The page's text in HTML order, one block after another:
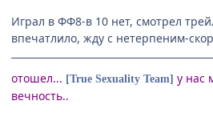
Играл в ФФ8-в 10 нет, смотрел
впечатлило, жду с нетерпеним-
отошел... [True Sexuality Team] у нас
вечность..